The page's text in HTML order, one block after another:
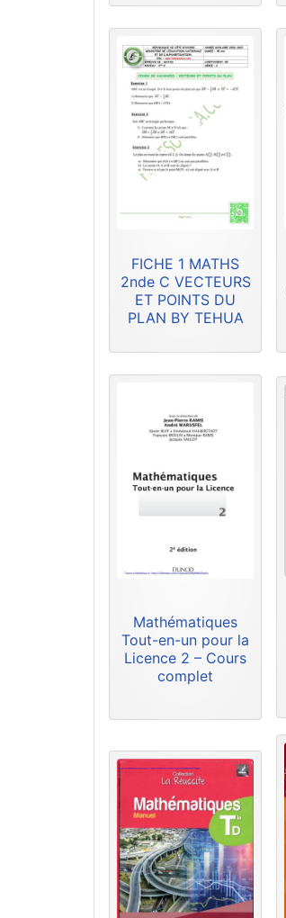
FICHE 1 MATHS
2nde C VECTEURS
ET POINTS DU
PLAN BY TEHUA
Mathématiques
Tout-en-un pour la
Licence 2 – Cours
complet